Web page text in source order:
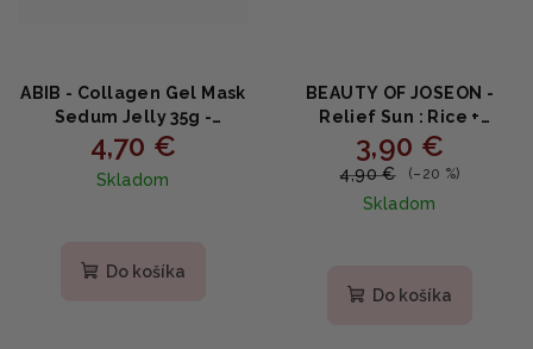
ABIB - Collagen Gel Mask
Sedum Jelly 35g -
Hydrogélová maska s
kolagénom a
rozchodníkom 1ks
4,70 €
Skladom
produktu
Do košíka
BEAUTY OF JOSEON -
Relief Sun : Rice +
Probiotic SPF50+ PA++++
MINI - Opaľovací krém s
probiotikami 10ml
3,90 €
4,90 € (–20 %)
Skladom
produktu
Do košíka